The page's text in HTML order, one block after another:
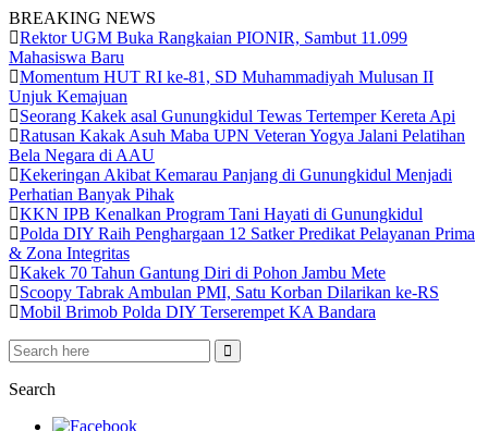
BREAKING NEWS
Rektor UGM Buka Rangkaian PIONIR, Sambut 11.099
Mahasiswa Baru
Momentum HUT RI ke-81, SD Muhammadiyah Mulusan II
Unjuk Kemajuan
Seorang Kakek asal Gunungkidul Tewas Tertemper Kereta Api
Ratusan Kakak Asuh Maba UPN Veteran Yogya Jalani Pelatihan
Bela Negara di AAU
Kekeringan Akibat Kemarau Panjang di Gunungkidul Menjadi
Perhatian Banyak Pihak
KKN IPB Kenalkan Program Tani Hayati di Gunungkidul
Polda DIY Raih Penghargaan 12 Satker Predikat Pelayanan Prima
& Zona Integritas
Kakek 70 Tahun Gantung Diri di Pohon Jambu Mete
Scoopy Tabrak Ambulan PMI, Satu Korban Dilarikan ke-RS
Mobil Brimob Polda DIY Terserempet KA Bandara
Search